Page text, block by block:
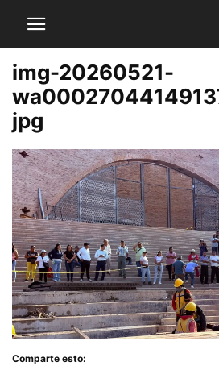
img-20260521-
jpg
Comparte esto: